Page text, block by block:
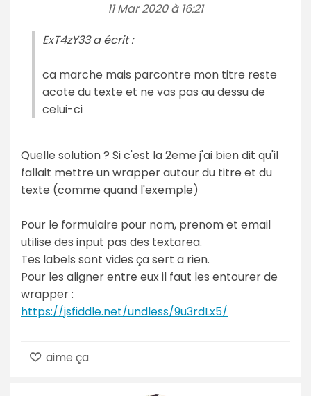
11 Mar 2020 à 16:21
ExT4zY33 a écrit :
ca marche mais parcontre mon titre reste
acote du texte et ne vas pas au dessu de
celui-ci
Quelle solution ? Si c'est la 2eme j'ai bien dit qu'il
fallait mettre un wrapper autour du titre et du
texte (comme quand l'exemple)
Pour le formulaire pour nom, prenom et email
utilise des input pas des textarea.
Tes labels sont vides ça sert a rien.
Pour les aligner entre eux il faut les entourer de
wrapper :
https://jsfiddle.net/undless/9u3rdLx5/
aime ça